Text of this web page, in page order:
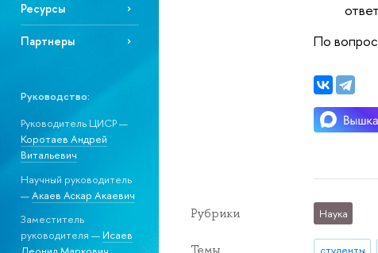
Ресурсы
Партнеры
Руководство:
Руководитель ЦИСР —
Коротаев Андрей
Витальевич
Научный руководитель
—Акаев Аскар Акаевич
Заместитель
руководителя — Исаев
По
Рубрики Наука
студенты